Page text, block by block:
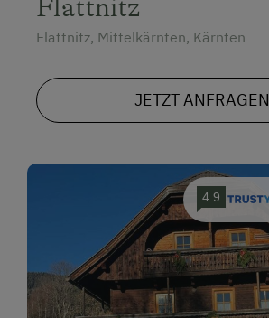
Flattnitz
Flattnitz, Mittelkärnten, Kärnten
JETZT ANFRAGEN
4.9